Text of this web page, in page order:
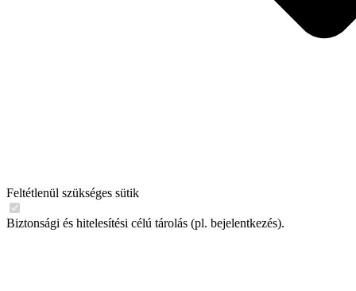
Feltétlenül szükséges sütik
Biztonsági és hitelesítési célú tárolás (pl. bejelentkezés).